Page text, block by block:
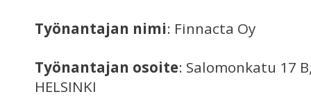
Työnantajan nimi: Finnacta Oy
Työnantajan osoite: Salomonkatu 17
HELSINKI